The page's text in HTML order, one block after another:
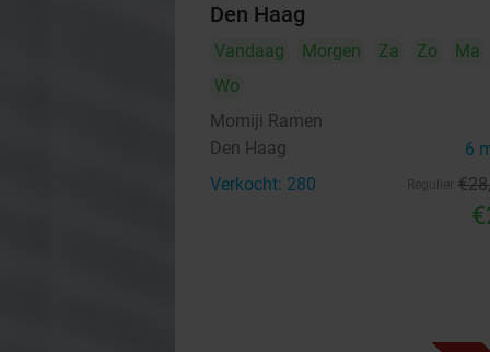
Den Haag
Vandaag Morgen Za Zo Ma
Wo
Momiji Ramen
Den Haag 6
Verkocht: 280 €28